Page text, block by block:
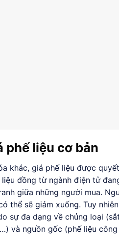
phế liệu cơ bản
khác, giá phế liệu được
đồng từ ngành điện tử
giữa những người mua.
thể sẽ giảm xuống. Tuy
sự đa dạng về chủng loại
và nguồn gốc (phế liệu